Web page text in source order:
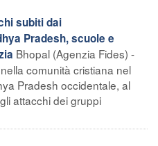
subiti dai
Pradesh, scuole e
Bhopal (Agenzia Fides) -
comunità cristiana nel
Pradesh occidentale, al
attacchi dei gruppi